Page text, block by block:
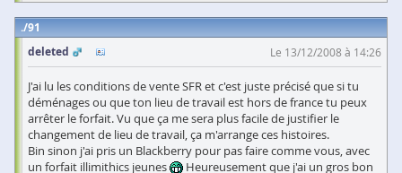
91
deleted
Le 13/12/2008 à 14:26
J'ai lu les conditions de vente SFR et c'est juste précisé que si tu
déménages ou que ton lieu de travail est hors de france tu peux
arrêter le forfait. Vu que ça me sera plus facile de justifier le
changement de lieu de travail, ça m'arrange ces histoires.
Bin sinon j'ai pris un Blackberry pour pas faire comme vous, avec
un forfait illimithics jeunes
Heureusement que j'ai un gros bon